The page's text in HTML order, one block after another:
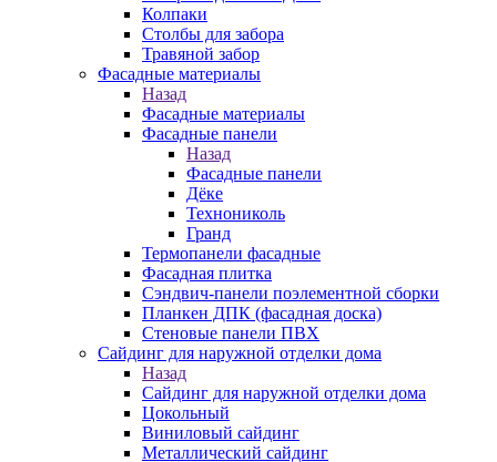
Колпаки
Столбы для забора
Травяной забор
Фасадные материалы
Назад
Фасадные материалы
Фасадные панели
Назад
Фасадные панели
Дёке
Технониколь
Гранд
Термопанели фасадные
Фасадная плитка
Сэндвич-панели поэлементной сборки
Планкен ДПК (фасадная доска)
Стеновые панели ПВХ
Сайдинг для наружной отделки дома
Назад
Сайдинг для наружной отделки дома
Цокольный
Виниловый сайдинг
Металлический сайдинг